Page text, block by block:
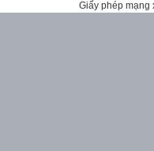
Giấy phép mạng